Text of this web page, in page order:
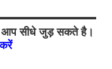
से आप सीधे जुड़ सकते है।